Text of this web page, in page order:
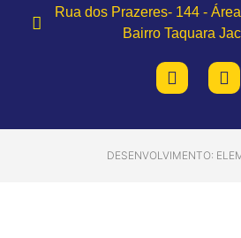
Rua dos Prazeres- 144 -
Bairro Taquara
DESENVOLVIMENTO: